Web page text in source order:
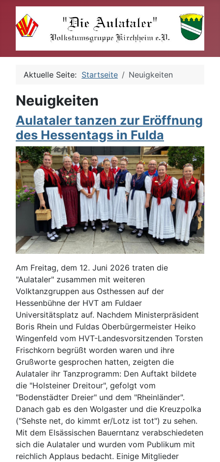
Aktuelle Seite: Startseite Neuigkeiten
Neuigkeiten
Aulataler tanzen zur Eröffnung
des Hessentags in Fulda
Am Freitag, dem 12. Juni 2026 traten die
"Aulataler" zusammen mit weiteren
Volktanzgruppen aus Osthessen auf der
Hessenbühne der HVT am Fuldaer
Universitätsplatz auf. Nachdem Ministerpräsident
Boris Rhein und Fuldas Oberbürgermeister Heiko
Wingenfeld vom HVT-Landesvorsitzenden Torsten
Frischkorn begrüßt worden waren und ihre
Grußworte gesprochen hatten, zeigten die
Aulataler ihr Tanzprogramm: Den Auftakt bildete
die "Holsteiner Dreitour", gefolgt vom
"Bodenstädter Dreier" und dem "Rheinländer".
Danach gab es den Wolgaster und die Kreuzpolka
("Sehste net, do kimmt er/Lotz ist tot") zu sehen.
Mit dem Elsässischen Bauerntanz verabschiedeten
sich die Aulataler und wurden vom Publikum mit
reichlich Applaus bedacht. Einige Mitglieder